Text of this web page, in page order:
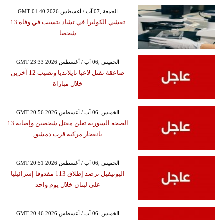
GMT 01:40 2026 الجمعة ,07 آب / أغسطس
تفشي الكوليرا في تشاد يتسبب في وفاة 13
شخصا
GMT 23:33 2026 الخميس ,06 آب / أغسطس
صاعقة تقتل لاعبا تايلانديا وتصيب 12 آخرين
خلال مباراة
GMT 20:56 2026 الخميس ,06 آب / أغسطس
الصحة السورية تعلن مقتل شخصين وإصابة 13
بانفجار مركبة قرب دمشق
GMT 20:51 2026 الخميس ,06 آب / أغسطس
اليونيفيل ترصد إطلاق 113 مقذوفا إسرائيليا
على لبنان خلال يوم واحد
GMT 20:46 2026 الخميس ,06 آب / أغسطس